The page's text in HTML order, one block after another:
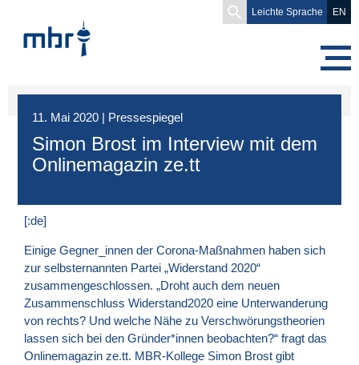
Search
for:
Leichte Sprache EN
11. Mai 2020 | Pressespiegel
Simon Brost im Interview mit dem
Onlinemagazin ze.tt
[:de]
Einige Gegner_innen der Corona-Maßnahmen haben sich
zur selbsternannten Partei „Widerstand 2020“
zusammengeschlossen. „Droht auch dem neuen
Zusammenschluss Widerstand2020 eine Unterwanderung
von rechts? Und welche Nähe zu Verschwörungstheorien
lassen sich bei den Gründer*innen beobachten?“ fragt das
Onlinemagazin ze.tt. MBR-Kollege Simon Brost gibt